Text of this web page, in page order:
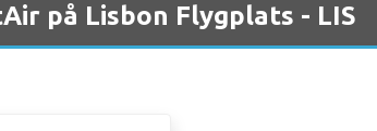
på Lisbon Flygplats - LIS